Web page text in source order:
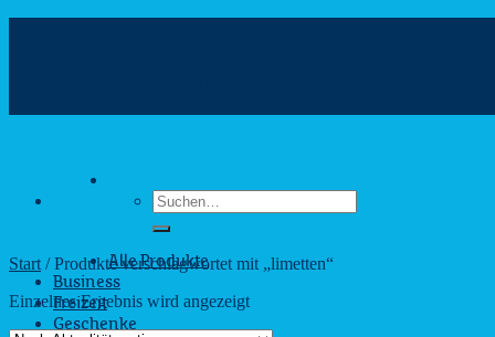
Suchen
nach:
Alle Produkte
Business
Freizeit
Geschenke
Start /Produkte verschlagwortet mit „limetten“
Einzelnes Ergebnis wird angezeigt